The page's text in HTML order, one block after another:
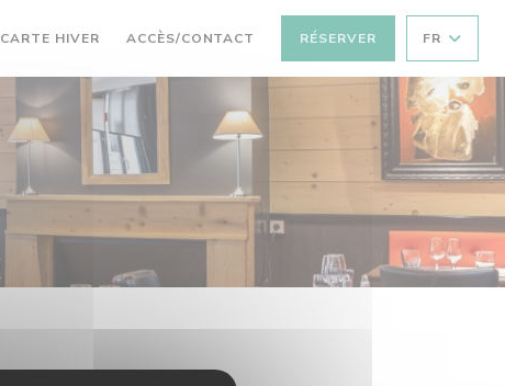
CARTE HIVER((OUVRE UNE NOUVELLE FENÊTRE))
ACCÈS/CONTACT RÉSERVER FR